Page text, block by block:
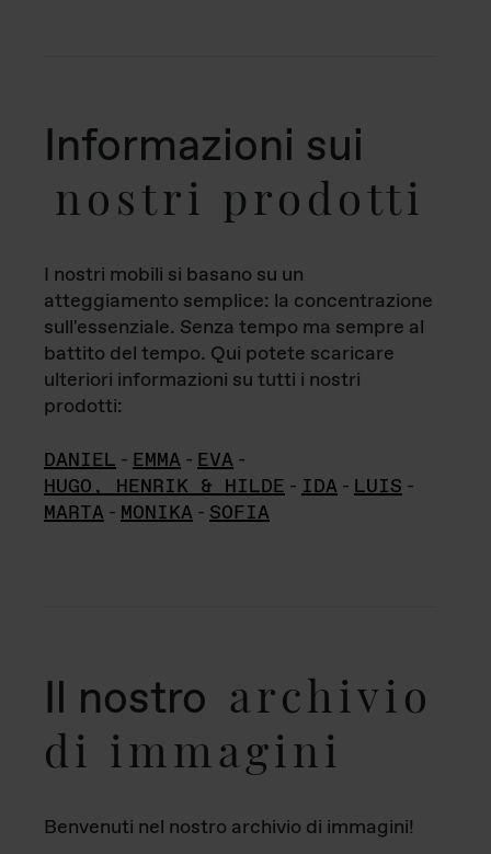
Informazioni sui
nostri prodotti
I nostri mobili si basano su un
atteggiamento semplice: la concentrazione
sull'essenziale. Senza tempo ma sempre al
battito del tempo. Qui potete scaricare
ulteriori informazioni su tutti i nostri
prodotti:
DANIEL - EMMA - EVA -
HUGO, HENRIK & HILDE - IDA - LUIS -
MARTA - MONIKA - SOFIA
Il nostro archivio
di immagini
Benvenuti nel nostro archivio di immagini!